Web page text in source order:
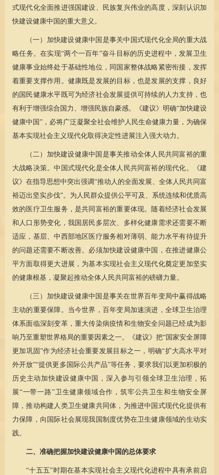
式现代化全面推进强国建设、民族复兴伟业的高度，深刻认识加
快建设健康中国的重大意义。
（一）加快建设健康中国是事关中国式现代化全局的重大战
略任务。在实现“两个一百年”奋斗目标的历史进程中，发展卫生
健康事业始终处于基础性地位，同国家整体战略紧密衔接，发挥
着重要支撑作用。健康既是发展的目标，也是发展的支撑，良好
的国民健康水平既可为经济社会发展提供可持续的人力支持，也
有利于增强综合国力、增强民族自豪感。《建议》明确“加快建设
健康中国”，必将广泛凝聚全社会维护人民生命健康力量，为确保
基本实现社会主义现代化取得决定性进展注入强大动力。
（二）加快建设健康中国是事关推动全体人民共同富裕的重
大战略决策。中国式现代化是全体人民共同富裕的现代化。《建
议》在指导思想中突出强调“推动人的全面发展、全体人民共同富
裕迈出坚实步伐”。为人民群众提供公平可及、系统连续和优质高
效的医疗卫生服务，是共同富裕的重要体现。随着经济社会发展
和人口形势变化，我国居民多层次、多样化健康需求还需要不断
适应，基层、中西部地区医疗服务相对薄弱、能力水平有待提升
的问题还需要不断改善。必须加快建设健康中国，在推进健康公
平方面取得更大进展，为基本实现社会主义现代化奠定更加坚实
的健康根基，凝聚起推动全体人民共同富裕的磅礴力量。
（三）加快建设健康中国是事关在世界百年变局中赢得战略
主动的重要保障。当今世界，百年变局加速演进，全球卫生治理
体系面临深刻变革，重大传染病疫情和生物安全问题已经成为影
响乃至重塑世界格局的重要因素之一。《建议》把“国家安全屏障
更加巩固”作为经济社会重要发展目标之一，明确“扩大高水平对
外开放”“提供更多国际公共产品”等任务，要求我们以更加积极的
历史主动加快建设健康中国，深入参与引领全球卫生治理，拓
展“一带一路”卫生健康领域合作，筑牢公共卫生和生物安全屏
障，推动构建人类卫生健康共同体，为推进中国式现代化提供有
力保障，向国际社会展现我国制度优势在卫生健康领域的生动实
践。
二、准确把握加快建设健康中国的总体要求
“十五五”时期在基本实现社会主义现代化进程中具有承前启